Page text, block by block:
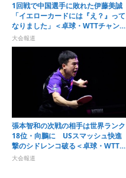
1回戦で中国選手に敗れた伊藤美誠
「イエローカードには『え？』って
なりました」＜卓球・WTTチャンピ
オンズ横浜2026＞
大会報道
張本智和の次戦の相手は世界ランク
18位・向鵬に USスマッシュ快進
撃のシドレンコ破る＜卓球・WTTチ
ャンピオンズ横浜2026＞
大会報道